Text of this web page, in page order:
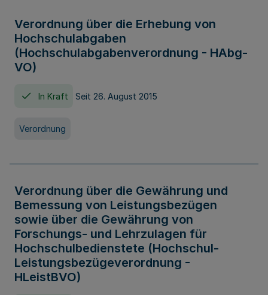
Verordnung über die Erhebung von
Hochschulabgaben
(Hochschulabgabenverordnung - HAbg-
VO)
In Kraft Seit 26. August 2015
Verordnung
Verordnung über die Gewährung und
Bemessung von Leistungsbezügen
sowie über die Gewährung von
Forschungs- und Lehrzulagen für
Hochschulbedienstete (Hochschul-
Leistungsbezügeverordnung -
HLeistBVO)